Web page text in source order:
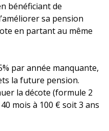
bénéficiant de
sa pension
en partant au même
par année manquante,
la future pension.
la décote (formule 2
mois à 100 € soit 3 ans